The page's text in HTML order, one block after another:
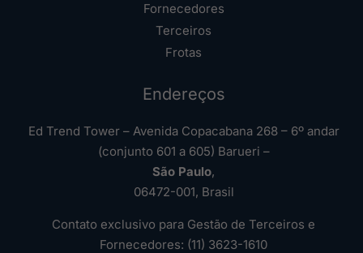
Fornecedores
Terceiros
Frotas
Endereços
Ed Trend Tower – Avenida Copacabana 268 – 6º andar
(conjunto 601 a 605) Barueri –
São Paulo,
06472-001, Brasil
Contato exclusivo para Gestão de Terceiros e
Fornecedores: (11) 3623-1610